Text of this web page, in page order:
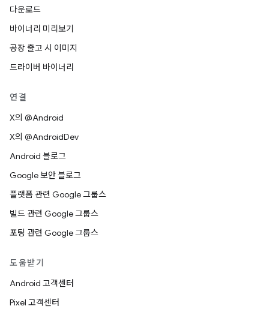
다운로드
바이너리 미리보기
공장 출고 시 이미지
드라이버 바이너리
연결
X의 @Android
X의 @AndroidDev
Android 블로그
Google 보안 블로그
플랫폼 관련 Google 그룹스
빌드 관련 Google 그룹스
포팅 관련 Google 그룹스
도움받기
Android 고객센터
Pixel 고객센터